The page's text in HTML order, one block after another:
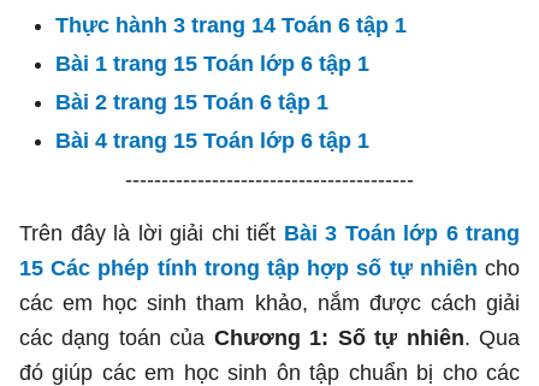
Thực hành 3 trang 14 Toán 6 tập 1
Bài 1 trang 15 Toán lớp 6 tập 1
Bài 2 trang 15 Toán 6 tập 1
Bài 4 trang 15 Toán lớp 6 tập 1
----------------------------------------
Trên đây là lời giải chi tiết Bài 3 Toán lớp 6 trang
15 Các phép tính trong tập hợp số tự nhiên cho
các em học sinh tham khảo, nắm được cách giải
các dạng toán của Chương 1: Số tự nhiên. Qua
đó giúp các em học sinh ôn tập chuẩn bị cho các